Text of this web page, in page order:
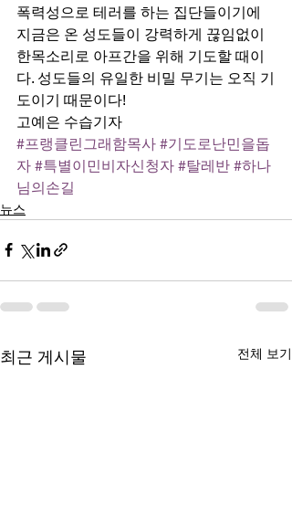
폭력성으로 테러를 하는 집단들이기에
지금은 온 성도들이 강력하게 끊임없이
한목소리로 아프간을 위해 기도할 때이
다. 성도들의 유일한 비밀 무기는 오직 기
도이기 때문이다!
고예은 수습기자
#프랭클린그래함목사 #기도로난민을돕
자 #특별이민비자신청자 #탈레반 #하나
님의손길
뉴스
최근 게시물 전체 보기